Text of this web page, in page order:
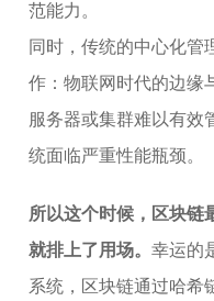
范能力。
同时，传统的中心化管
作：物联网时代的边缘
服务器或集群难以有效
统面临严重性能瓶颈。
所以这个时候，区块链
就排上了用场。幸运的
系统，区块链通过哈希